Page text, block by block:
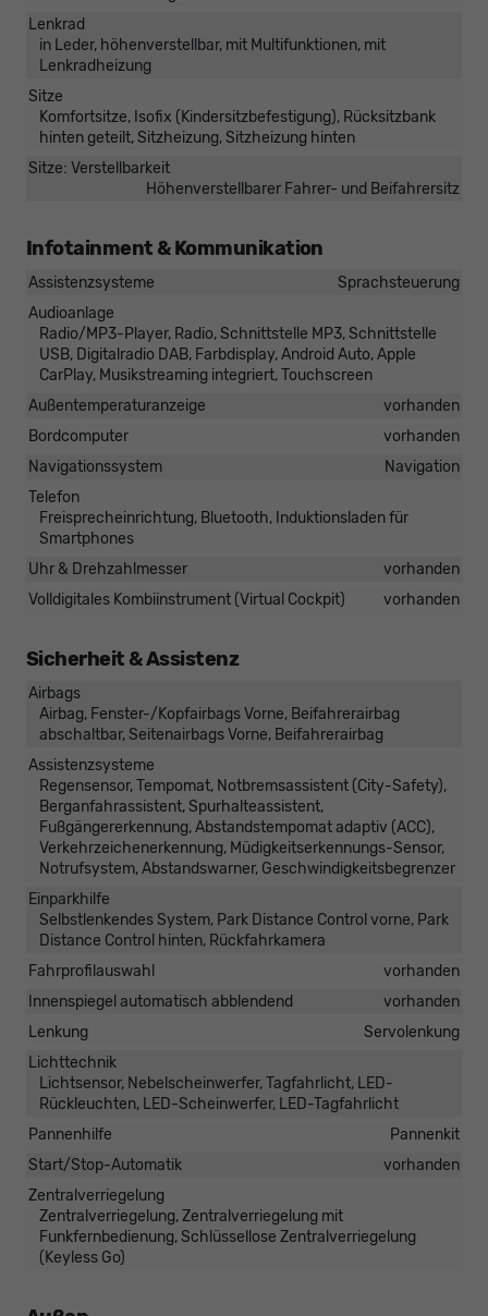
Lenkrad
in Leder, höhenverstellbar, mit Multifunktionen, mit
Lenkradheizung
Sitze
Komfortsitze, Isofix (Kindersitzbefestigung), Rücksitzbank
hinten geteilt, Sitzheizung, Sitzheizung hinten
Sitze: Verstellbarkeit
Höhenverstellbarer Fahrer- und Beifahrersitz
Infotainment & Kommunikation
Assistenzsysteme
Sprachsteuerung
Audioanlage
Radio/MP3-Player, Radio, Schnittstelle MP3, Schnittstelle
USB, Digitalradio DAB, Farbdisplay, Android Auto, Apple
CarPlay, Musikstreaming integriert, Touchscreen
Außentemperaturanzeige
vorhanden
Bordcomputer
vorhanden
Navigationssystem
Navigation
Telefon
Freisprecheinrichtung, Bluetooth, Induktionsladen für
Smartphones
Uhr & Drehzahlmesser
vorhanden
Volldigitales Kombiinstrument (Virtual Cockpit)
vorhanden
Sicherheit & Assistenz
Airbags
Airbag, Fenster-/Kopfairbags Vorne, Beifahrerairbag
abschaltbar, Seitenairbags Vorne, Beifahrerairbag
Assistenzsysteme
Regensensor, Tempomat, Notbremsassistent (City-Safety),
Berganfahrassistent, Spurhalteassistent,
Fußgängererkennung, Abstandstempomat adaptiv (ACC),
Verkehrzeichenerkennung, Müdigkeitserkennungs-Sensor,
Notrufsystem, Abstandswarner, Geschwindigkeitsbegrenzer
Einparkhilfe
Selbstlenkendes System, Park Distance Control vorne, Park
Distance Control hinten, Rückfahrkamera
Fahrprofilauswahl
vorhanden
Innenspiegel automatisch abblendend
vorhanden
Lenkung
Servolenkung
Lichttechnik
Lichtsensor, Nebelscheinwerfer, Tagfahrlicht, LED-
Rückleuchten, LED-Scheinwerfer, LED-Tagfahrlicht
Pannenhilfe
Pannenkit
Start/Stop-Automatik
vorhanden
Zentralverriegelung
Zentralverriegelung, Zentralverriegelung mit
Funkfernbedienung, Schlüssellose Zentralverriegelung
(Keyless Go)